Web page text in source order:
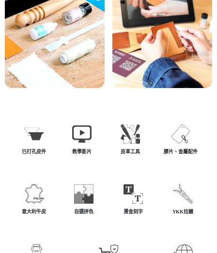
已打孔皮件 教學影片 皮革工具 膠片、金屬配件
意大利牛皮 自選拼色 燙金刻字 YKK拉鏈